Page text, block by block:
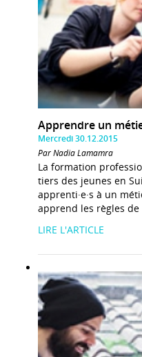
Apprendre un
Mercredi 30.12.2015
Par Nadia Lamamra
La formation
tiers des jeunes en
apprenti·e·s à un
apprend les règles
LIRE L'ARTICLE